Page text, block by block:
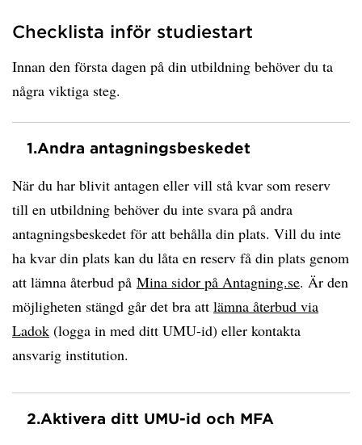
Checklista inför studiestart
Innan den första dagen på din utbildning behöver du ta
några viktiga steg.
1.Andra antagningsbeskedet
När du har blivit antagen eller vill stå kvar som reserv
till en utbildning behöver du inte svara på andra
antagningsbeskedet för att behålla din plats. Vill du inte
ha kvar din plats kan du låta en reserv få din plats genom
att lämna återbud på Mina sidor på Antagning.se. Är den
möjligheten stängd går det bra att lämna återbud via
Ladok (logga in med ditt UMU-id) eller kontakta
ansvarig institution.
2.Aktivera ditt UMU-id och MFA